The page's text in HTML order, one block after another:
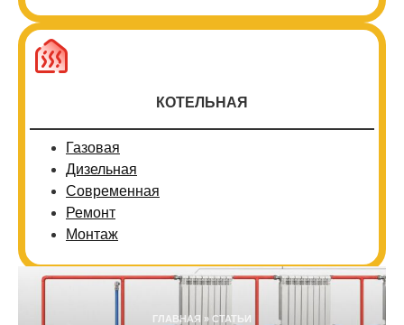
КОТЕЛЬНАЯ
Газовая
Дизельная
Современная
Ремонт
Монтаж
ГЛАВНАЯ » СТАТЬИ